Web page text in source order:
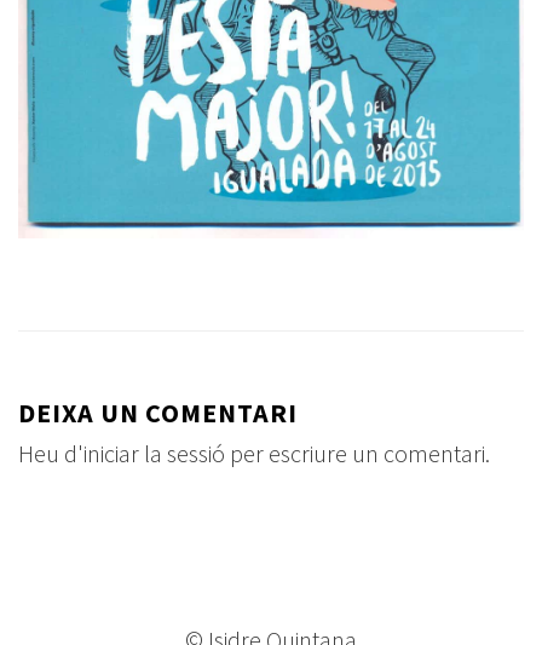
DEIXA UN COMENTARI
Heu d'iniciar la sessió per escriure un comentari.